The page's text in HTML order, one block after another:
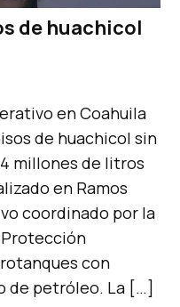
de huachicol
en Coahuila
de huachicol sin
millones de litros
en Ramos
coordinado por la
con
de petróleo. La […]